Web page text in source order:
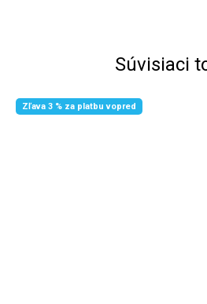
Súvisiaci
Zľava 3 % za platbu vopred